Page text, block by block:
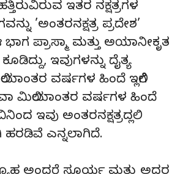
ಇತರ ನಕ್ಷತ್ರಗಳ
’ಅಂತರನಕ್ಷತ್ರ ಪ್ರದೇಶ’
ಭಾಗ ಪ್ರಾಸ್ಮಾ ಮತ್ತು ಅಯಾನೀಕೃತ
ಇವುಗಳನ್ನು ದೈತ್ಯ
ವರ್ಷಗಳ ಹಿಂದೆ ಇಲ್ಲಿಗೆ
ಮಿಲಿಯಾಂತರ ವರ್ಷಗಳ ಹಿಂದೆ
ಇವು ಅಂತರನಕ್ಷತ್ರದಲ್ಲಿ
ಹರಡಿವೆ ಎನ್ನಲಾಗಿದೆ.